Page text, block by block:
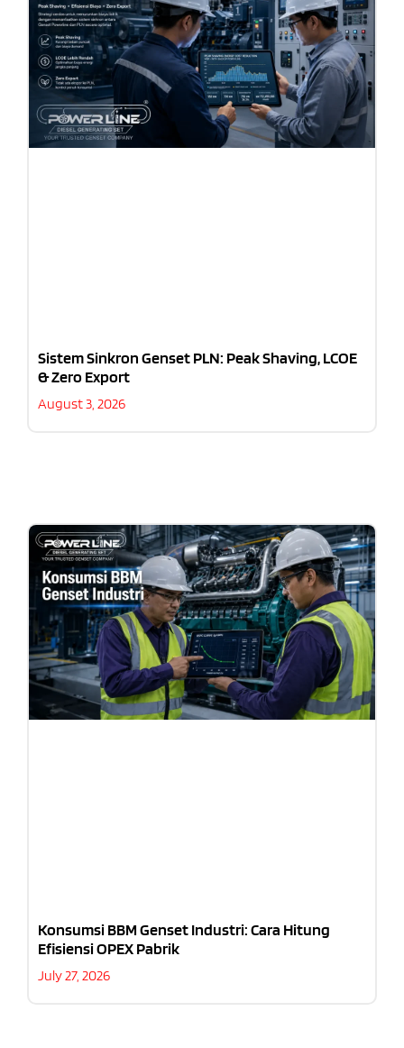
Sistem Sinkron Genset PLN: Peak Shaving, LCOE
& Zero Export
August 3, 2026
Konsumsi BBM Genset Industri: Cara Hitung
Efisiensi OPEX Pabrik
July 27, 2026